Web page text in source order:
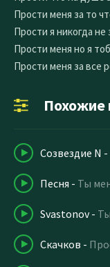
Прости меня за то
Прости я никогда
Прости меня но я
Прости меня за все
Похожие
Созвездие N -
Песня - Ты
Svastonov- Ты
Скачков -